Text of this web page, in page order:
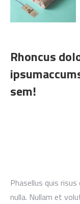
Rhoncus
sem!
Phasellus quis
nulla. Nullam et